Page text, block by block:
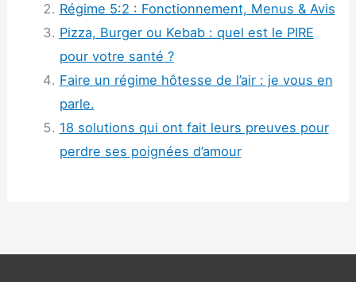
Régime 5:2 : Fonctionnement, Menus & Avis
Pizza, Burger ou Kebab : quel est le PIRE
pour votre santé ?
Faire un régime hôtesse de l’air : je vous en
parle.
18 solutions qui ont fait leurs preuves pour
perdre ses poignées d’amour